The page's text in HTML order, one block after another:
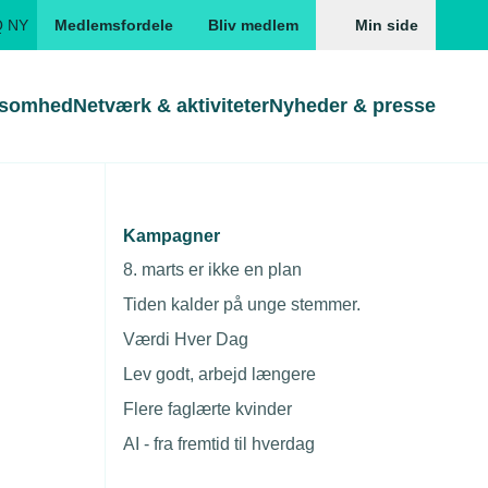
NY Medlemsfordele Bliv medlem Min side
Gå direkte til
Skabeloner og kontrakter
Beregn opsigelsesvarsel
Gå direkte til
Skabeloner
TEKNIQ app
Netværk & aktiviteterNyheder & presse
Kampagner
8. marts er ikke en plan
Tiden kalder på unge stemmer.
Værdi Hver Dag
Lev godt, arbejd længere
Flere faglærte kvinder
AI - fra fremtid til hverdag